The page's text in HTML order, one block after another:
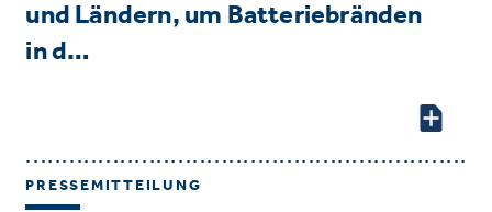
und Ländern, um Batteriebränden
in d…
PRESSEMITTEILUNG